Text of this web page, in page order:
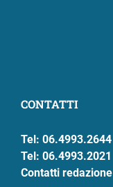
CONTATTI
Tel: 06.4993.2644
Tel: 06.4993.2021
Contatti redazione